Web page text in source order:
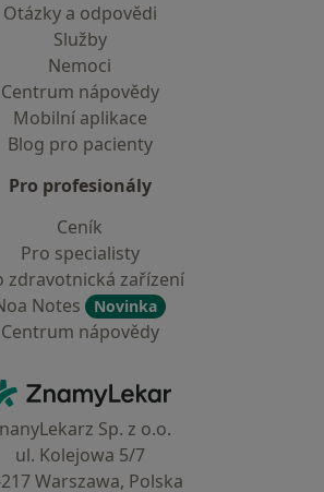
Otázky a odpovědi
Služby
Nemoci
Centrum nápovědy
Mobilní aplikace
Blog pro pacienty
Pro profesionály
Ceník
Pro specialisty
zdravotnická zařízení
Notes
Novinka
Centrum nápovědy
ZnamyLekar - Hlavní stránka
Sp. z o.o.
ul. Kolejowa 5/7
Warszawa, Polska